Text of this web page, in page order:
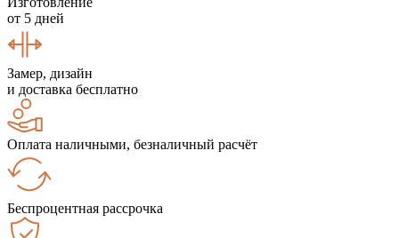
от 5 дней
Замер, дизайн
и доставка бесплатно
Оплата наличными, безналичный расчёт
Беспроцентная рассрочка